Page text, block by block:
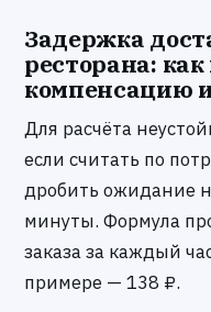
Задержка
ресторана:
компенсацию
Для расчёта
если считать по
дробить ожидание
минуты. Формула
заказа за каждый
примере — 138 ₽.